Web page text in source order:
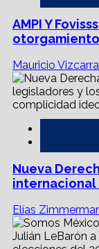
AMPI Y
Mauricio
Nueva
Elías